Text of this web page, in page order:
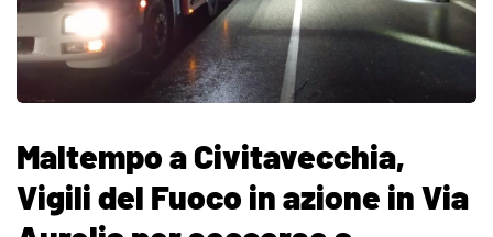
Maltempo a Civitavecchia,
Vigili del Fuoco in azione in Via